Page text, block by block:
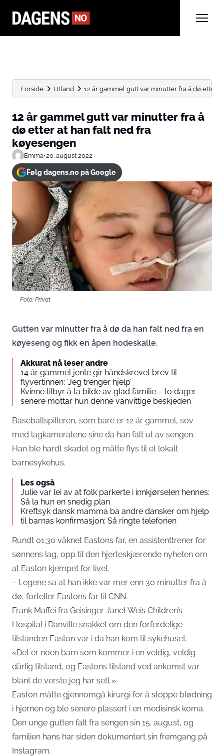
Forside Utland 12 år gammel gutt var minutter fra å dø etter...
12 år gammel gutt var minutter fra å
dø etter at han falt ned fra
køyesengen
Emma•20. august 2022
Følg dagens.no på Google
Foto: Privat
Gutten var minutter fra å dø da han falt ned fra en
køyeseng og fikk en åpen hodeskalle.
Akkurat nå leser andre
14 år gammel jente gir håndskrevet brev til
flyvertinnen: ‘Jeg trenger hjelp’
Kvinne tilbyr å ta bilde av glad familie – to dager
senere mottar hun denne vanvittige beskjeden
Baseballspilleren, som bare er 12 år gammel, sov
med lagkameratene sine da han falt ut av sengen.
Han ble hardt skadet og måtte flys til et lokalt
barnesykehus.
Les også
Julie var lei av at folk parkerte i innkjørselen hennes:
Så la hun en snedig plan
Kreftsyk dansk mamma ba andre dansker om hjelp
til barnas konfirmasjon: Så ringte telefonen
Rundt 01.30 våknet Eastons far, en assistenttrener for
sønnens lag, opp til den hjerteskjærende nyheten om
at Easton kjempet for livet.
– Legene sa at han ikke var mer enn 30 minutter fra å
dø, forteller Eastons far tilCNN.
Frank Maffei fra Geisinger Janet Weis Children’s
Hospital i Danville snakket om den forferdelige
tilstanden Easton var i da han kom til sykehuset.
«Det er noen barn som kommer i en veldig, veldig
dårlig tilstand, og Eastons tilstand ved ankomst var
blant de verste jeg har sett.»
Easton måtte gjennomgå kirurgi for å stoppe blødning
i hjernen og ble senere plassert i en medisinsk koma.
Den unge gutten falt fra sengen sin 15. august, og
familien hans har siden dokumentert sin fremgang på
Instagram.